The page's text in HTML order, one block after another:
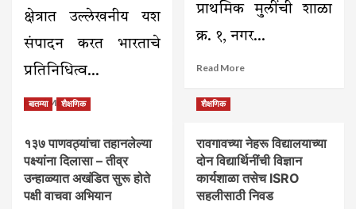
क्षेत्रात उल्लेखनीय यश
संपादन करत भारताचे
प्रतिनिधित्व...
Read MoreRead
करमाळा
तालुक्याची
कन्या
वैष्णवी
प्राथमिक मुलींची शाळा
क्र. १, नगर...
Read MoreRead
जगताप
शाळेत
आंतरराष्ट्रीय
योगदिन
उत्साहात
बातम्या शैक्षणिक
१३७ पाणवठ्यांचा तहानलेल्या
पक्ष्यांना दिलासा – तीव्र
उन्हाळ्यात अखंडित सुरू होते
पक्षी वाचवा अभियान
शैक्षणिक
रावगावच्या नेहरू विद्यालयाच्या
दोन विद्यार्थिनींची विज्ञान
कार्यशाळा तसेच ISRO
सहलीसाठी निवड